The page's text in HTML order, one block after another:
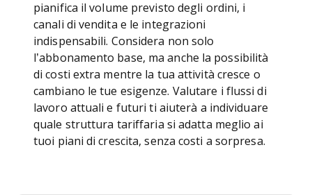
pianifica il volume previsto degli ordini, i
canali di vendita e le integrazioni
indispensabili. Considera non solo
l’abbonamento base, ma anche la possibilità
di costi extra mentre la tua attività cresce o
cambiano le tue esigenze. Valutare i flussi di
lavoro attuali e futuri ti aiuterà a individuare
quale struttura tariffaria si adatta meglio ai
tuoi piani di crescita, senza costi a sorpresa.